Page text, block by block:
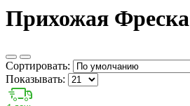
Прихожая Фреска
Сортировать:
Показывать: